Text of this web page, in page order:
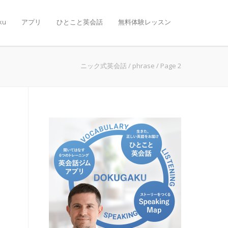
アプリ ひとこと英会話 無料体験レッスン
ニック式英会話 / phrase / Page 2